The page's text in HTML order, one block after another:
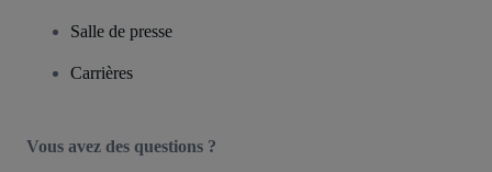
Salle de presse
Carrières
Vous avez des questions ?